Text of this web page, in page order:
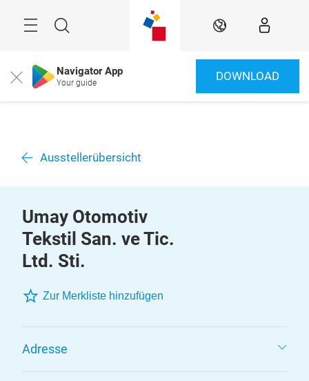
Suche DE
Close Navigator App
Your guide DOWNLOAD
Ausstellerübersicht
Umay Otomotiv
Tekstil San. ve Tic.
Ltd. Sti.
Zur Merkliste hinzufügen
Adresse